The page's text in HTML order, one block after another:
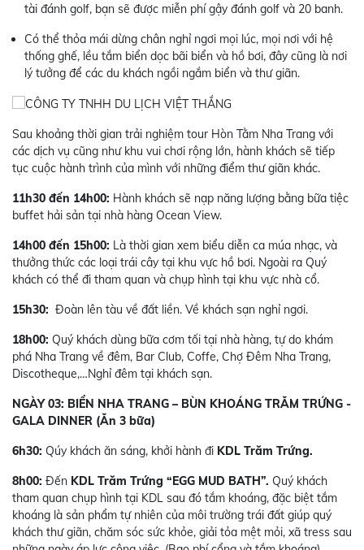
tài đánh golf, bạn sẽ được miễn phí gậy đánh golf và 20 banh.
Có thể thỏa mái dừng chân nghỉ ngơi mọi lúc, mọi nơi với hệ
thống ghế, lều tắm biển dọc bãi biển và hồ bơi, đây cũng là nơi
lý tưởng để các du khách ngồi ngắm biển và thư giãn.
Sau khoảng thời gian trải nghiệm tour Hòn Tằm Nha Trang với
các dịch vụ cũng như khu vui chơi rộng lớn, hành khách sẽ tiếp
tục cuộc hành trình của mình với những điểm thư giãn khác.
11h30 đến 14h00: Hành khách sẽ nạp năng lượng bằng bữa tiệc
buffet hải sản tại nhà hàng Ocean View.
14h00 đến 15h00: Là thời gian xem biểu diễn ca múa nhạc, và
thưởng thức các loại trái cây tại khu vực hồ bơi. Ngoài ra Quý
khách có thể đi tham quan và chụp hình tại khu vực nhà cổ.
15h30: Đoàn lên tàu về đất liền. Về khách sạn nghỉ ngơi.
18h00: Quý khách dùng bữa cơm tối tại nhà hàng, tự do khám
phá Nha Trang về đêm, Bar Club, Coffe, Chợ Đêm Nha Trang,
Discotheque,…Nghỉ đêm tại khách sạn.
NGÀY 03: BIỂN NHA TRANG – BÙN KHOÁNG TRĂM TRỨNG -
GALA DINNER (Ăn 3 bữa)
6h30: Qúy khách ăn sáng, khởi hành đi KDL Trăm Trứng.
8h00: Đến KDL Trăm Trứng “EGG MUD BATH”. Quý khách
tham quan chụp hình tại KDL sau đó tắm khoáng, đặc biệt tắm
khoáng là sản phẩm tự nhiên của môi trường trái đất giúp quý
khách thư giãn, chăm sóc sức khỏe, giải tỏa mệt mỏi, xã tress sau